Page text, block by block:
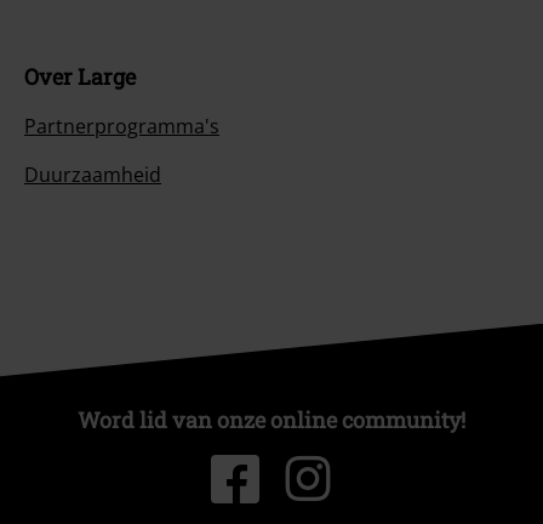
Over Large
Partnerprogramma's
Duurzaamheid
Word lid van onze online community!